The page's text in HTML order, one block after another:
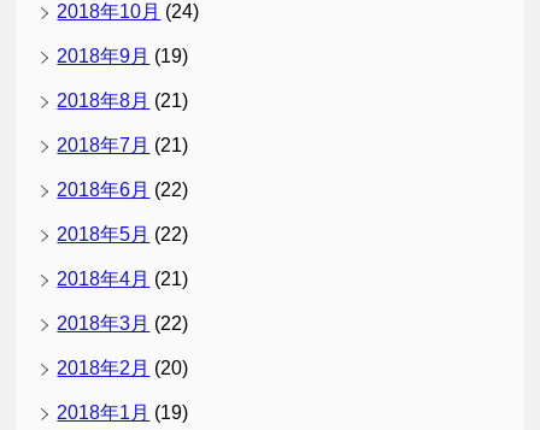
2018年10月 (24)
2018年9月 (19)
2018年8月 (21)
2018年7月 (21)
2018年6月 (22)
2018年5月 (22)
2018年4月 (21)
2018年3月 (22)
2018年2月 (20)
2018年1月 (19)